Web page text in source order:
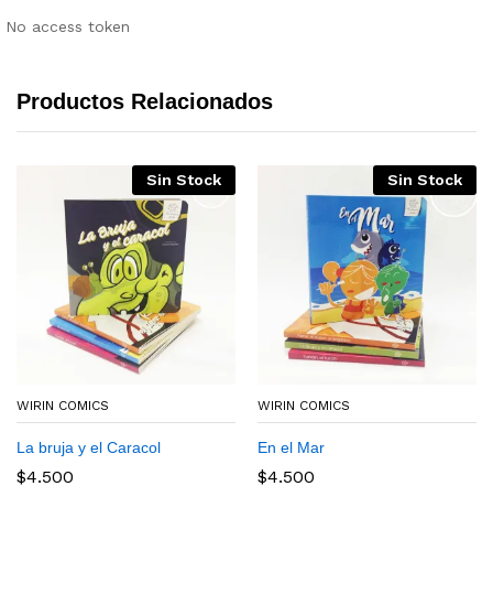
No access token
Productos Relacionados
Sin Stock
WIRIN COMICS
La bruja y el Caracol
$4.500
Sin Stock
WIRIN COMICS
En el Mar
$4.500